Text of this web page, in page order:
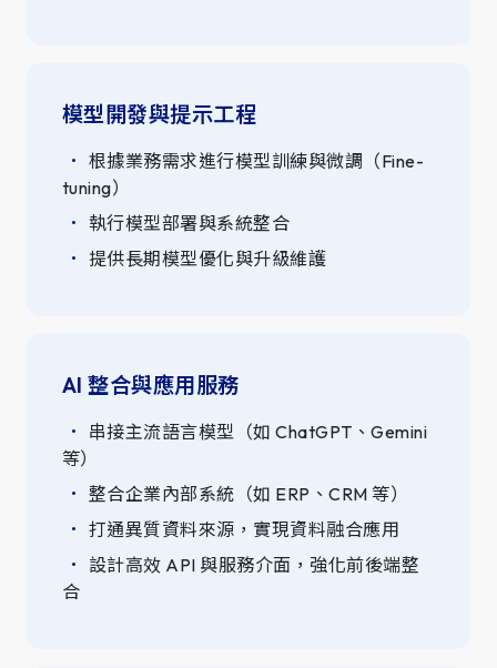
模型開發與提示工程
根據業務需求進行模型訓練與微調（Fine-
tuning）
執行模型部署與系統整合
提供長期模型優化與升級維護
AI 整合與應用服務
串接主流語言模型（如 ChatGPT、Gemini
等）
整合企業內部系統（如 ERP、CRM 等）
打通異質資料來源，實現資料融合應用
設計高效 API 與服務介面，強化前後端整
合